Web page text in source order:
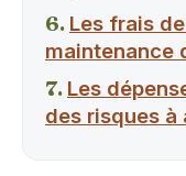
Les frais
maintenance
Les
des risques à